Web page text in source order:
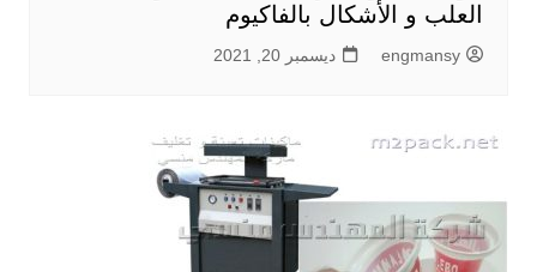
العلب و الأشكال بالفاكيوم
engmansy ديسمبر 20, 2021